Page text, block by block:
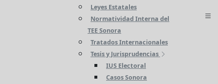
Leyes Estatales
Normatividad Interna del
TEE Sonora
Tratados Internacionales
Tesis y Jurisprudencias
IUS Electoral
Casos Sonora